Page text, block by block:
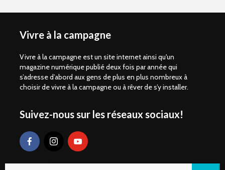
Vivre à la campagne
Vivre à la campagne est un site internet ainsi qu'un
magazine numérique publié deux fois par année qui
s’adresse d’abord aux gens de plus en plus nombreux à
choisir de vivre à la campagne ou à rêver de s’y installer.
Suivez-nous sur les réseaux sociaux!